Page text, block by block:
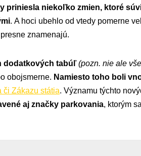
priniesla niekoľko zmien, ktoré
. A hoci ubehlo od vtedy pomerne
znamenajú.
dodatkových tabúľ(pozn. nie ale
obojsmerne. Namiesto toho boli
či Zákazu státia. Významu týchto
aj značky parkovania, ktorým